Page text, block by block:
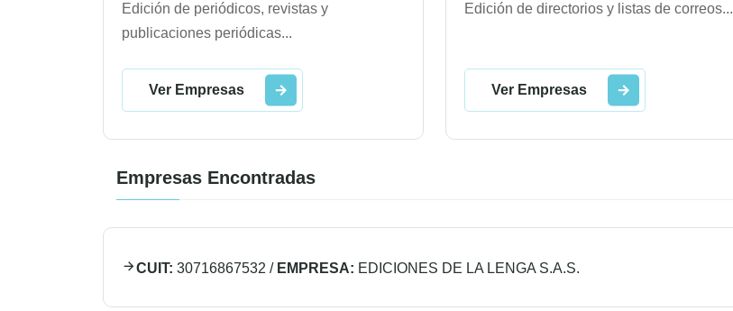
Edición de periódicos, revistas y
publicaciones periódicas...
Ver Empresas
Edición de directorios y listas de correos...
Ver Empresas
Empresas Encontradas
CUIT: 30716867532 / EMPRESA: EDICIONES DE LA LENGA S.A.S.